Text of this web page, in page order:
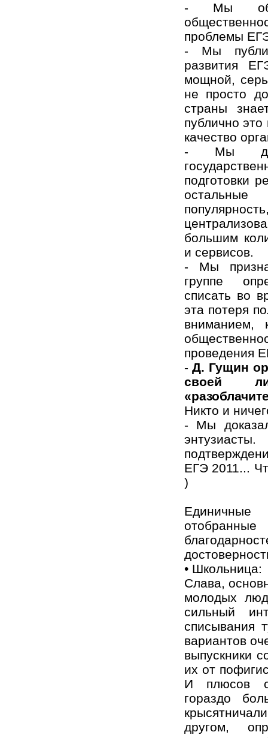
- Мы
проблемы
- Мы
развития
мощной,
не просто
страны
публично
качество
- Мы
подготовки
большим
и сервисов.
- Мы
группе
списать во
эта потеря
вниманием,
проведения
-Д. Гущин
своей
Никто и
- Мы
ЕГЭ 2011...
)
Единичные
• Школьница:
Слава,
молодых
сильный
списывания
вариантов
выпускники
их от
И плюсов
гораздо
другом,